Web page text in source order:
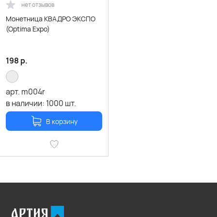
нет отзывов
Монетница КВАДРО ЭКСПО
(Optima Expo)
198 р.
арт. m004r
в наличии: 1000 шт.
В корзину